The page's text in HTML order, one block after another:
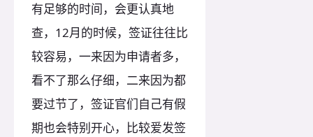
有足够的时间，会更认真地
查，12月的时候，签证往往比
较容易，一来因为申请者多，
看不了那么仔细，二来因为都
要过节了，签证官们自己有假
期也会特别开心，比较爱发签